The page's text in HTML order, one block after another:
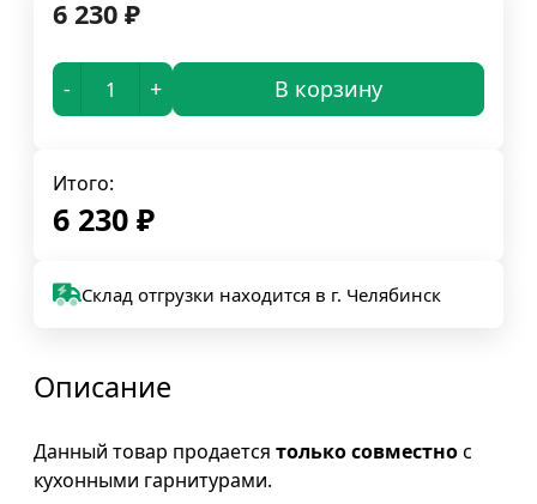
6 230 ₽
- + В корзину
Итого:
6 230 ₽
Склад отгрузки находится в г. Челябинск
Описание
Данный товар продается только совместнос
кухонными гарнитурами.